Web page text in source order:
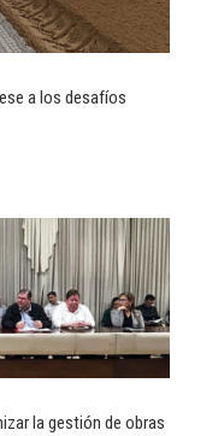
a los desafíos
la gestión de obras